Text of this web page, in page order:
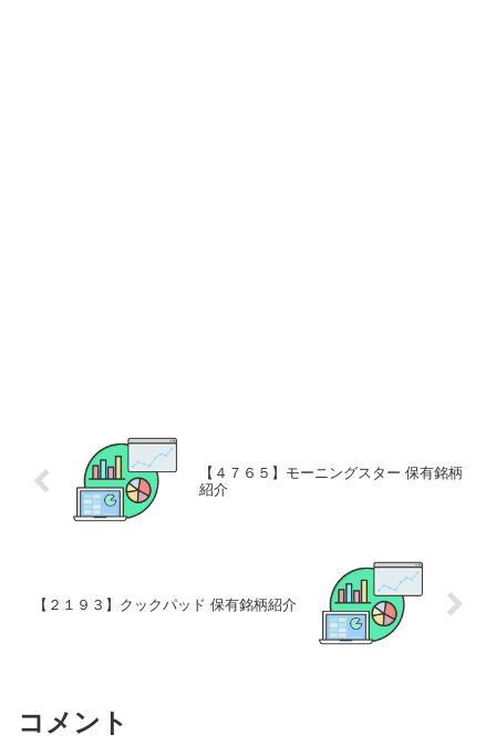
【４７６５】モーニングスター 保有銘柄
紹介
【２１９３】クックパッド 保有銘柄紹介
コメント